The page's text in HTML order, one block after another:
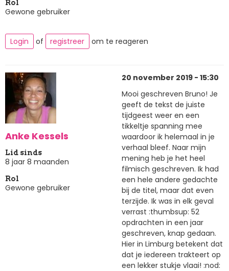
Rol
Gewone gebruiker
Login of registreer om te reageren
Anke Kessels
Lid sinds
8 jaar 8 maanden
Rol
Gewone gebruiker
20 november 2019 - 15:30
Mooi geschreven Bruno! Je
geeft de tekst de juiste
tijdgeest weer en een
tikkeltje spanning mee
waardoor ik helemaal in je
verhaal bleef. Naar mijn
mening heb je het heel
filmisch geschreven. Ik had
een hele andere gedachte
bij de titel, maar dat even
terzijde. Ik was in elk geval
verrast :thumbsup: 52
opdrachten in een jaar
geschreven, knap gedaan.
Hier in Limburg betekent dat
dat je iedereen trakteert op
een lekker stukje vlaai! :nod: